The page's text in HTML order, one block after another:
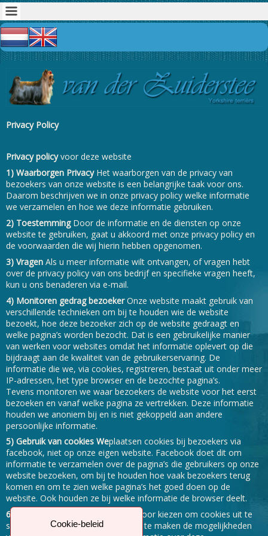
Privacy Policy
Privacy policyvoor deze website
1) Waarborgen Privacy Het waarborgen van de privacy van
bezoekers van onze website is een belangrijke taak voor ons.
Daarom beschrijven we in onze privacy policy welke informatie
we verzamelen en hoe we deze informatie gebruiken.
2) ToestemmingDoor de informatie en de diensten op onze
website te gebruiken, gaat u akkoord met onze privacy policy en
de voorwaarden die wij hierin hebben opgenomen.
3) Vragen Als u meer informatie wilt ontvangen, of vragen hebt
over de privacy policy van ons bedrijf en specifieke vragen heeft,
kun u ons benaderen via e-mail.
4) Monitoren gedrag bezoekerOnze website maakt gebruik van
verschillende technieken om bij te houden wie de website
bezoekt, hoe deze bezoeker zich op de website gedraagt en
welke pagina’s worden bezocht. Dat is een gebruikelijke manier
van werken voor websites omdat het informatie oplevert op die
bijdraagt aan de kwaliteit van de gebruikerservaring. De
informatie die we, via cookies, registreren, bestaat uit onder meer
IP-adressen, het type browser en de bezochte pagina’s.
Tevens monitoren we waar bezoekers de website voor het eerst
bezoeken en vanaf welke pagina ze vertrekken. Deze informatie
houden we anoniem bij en is niet gekoppeld aan andere
persoonlijke informatie.
5) Gebruik van cookies Weplaatsen cookies bij bezoekers via
facebook, niet op onze eigen website. Facebook doet dit om
informatie te verzamelen over de pagina’s die gebruikers op onze
website bezoeken, om bij te houden hoe vaak bezoekers terug
komen en om te zien welke pagina’s het goed doen op de
website. Ook houden ze bij welke informatie de browser deelt.
6) Cookies uitschakelen
U kunt er voor kiezen om cookies uit te
schakelen. Dat doet u door gebruik te maken de mogelijkheden
Cookie-beleid